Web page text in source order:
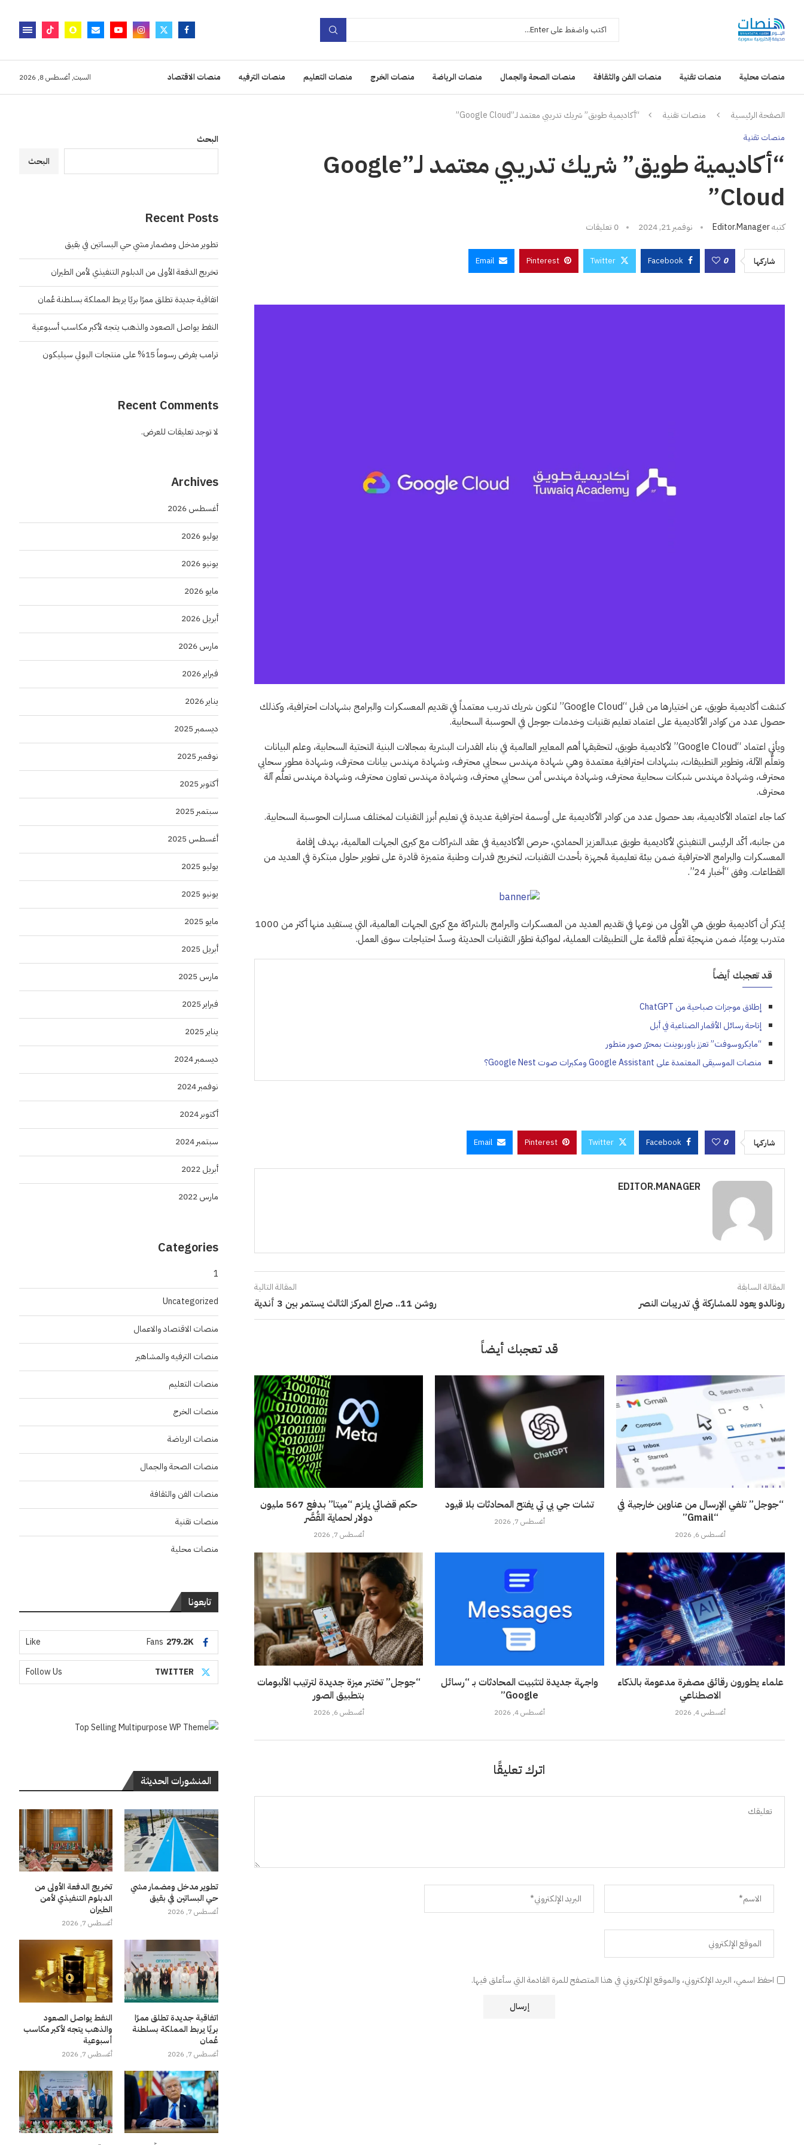
منصات محلية منصات تقنية منصات الفن والثقافة منصات الصحة والجمال منصات الرياضة منصات الخرج منصات التعليم منصات الترفيه منصات الاقتصاد السبت, أغسطس 8, 2026
الصفحة الرئيسية منصات تقنية “أكاديمية طويق” شريك تدريبي معتمد لـ”Google Cloud”
منصات تقنية
“أكاديمية طويق” شريك تدريبي معتمد لـ”Google
Cloud”
كتبهEditor.manager نوفمبر 21, 2024 0 تعليقات
شاركها 0
Facebook
Twitter
Pinterest
Email
كشفت أكاديمية طويق، عن اختيارها من قبل “Google Cloud” لتكون شريك تدريب معتمداً في تقديم المعسكرات والبرامج بشهادات احترافية، وكذلك
حصول عدد من كوادر الأكاديمية على اعتماد تعليم تقنيات وخدمات جوجل في الحوسبة السحابية.
ويأتي اعتماد “Google Cloud” لأكاديمية طويق، لتحقيقها أهم المعايير العالمية في بناء القدرات البشرية بمجالات البنية التحتية السحابية، وعلم البيانات
وتعلُّم الآلة، وتطوير التطبيقات، بشهادات احترافية معتمدة وهي شهادة مهندس سحابي محترف، وشهادة مهندس بيانات محترف، وشهادة مطور سحابي
محترف، وشهادة مهندس شبكات سحابية محترف، وشهادة مهندس أمن سحابي محترف، وشهادة مهندس تعاون محترف، وشهادة مهندس تعلُّم آلة
محترف.
كما جاء اعتماد الأكاديمية، بعد حصول عدد من كوادر الأكاديمية على أوسمة احترافية عديدة في تعليم أبرز التقنيات لمختلف مسارات الحوسبة السحابية.
من جانبه، أكّد الرئيس التنفيذي لأكاديمية طويق عبدالعزيز الحمادي، حرص الأكاديمية في عقد الشراكات مع كبرى الجهات العالمية، بهدف إقامة
المعسكرات والبرامج الاحترافية ضمن بيئة تعليمية مُجهزة بأحدث التقنيات، لتخريج قدرات وطنية متميزة قادرة على تطوير حلول مبتكرة في العديد من
القطاعات. وفق “أخبار 24”.
يُذكر أن أكاديمية طويق هي الأولى من نوعها في تقديم العديد من المعسكرات والبرامج بالشراكة مع كبرى الجهات العالمية، التي يستفيد منها أكثر من 1000
متدرب يوميًا، ضمن منهجيّة تعلُّم قائمة على التطبيقات العملية، لمواكبة تطوّر التقنيات الحديثة وسدّ احتياجات سوق العمل.
قد تعجبك أيضاً
إطلاق موجزات صباحية من ChatGPT
إتاحة رسائل الأقمار الصناعية في أبل
“مايكروسوفت” تعزز باوربوينت بمحرّر صور متطور
منصات الموسيقى المعتمدة على Google Assistant ومكبرات صوت Google Nest؟
شاركها 0
Facebook
Twitter
Pinterest
Email
EDITOR.MANAGER
المقالة السابقة
رونالدو يعود للمشاركة في تدريبات النصر
المقالة التالية
روشن 11.. صراع المركز الثالث يستمر بين 3 أندية
قد تعجبك أيضاً
حكم قضائي يلزم “ميتا” بدفع 567 مليون
دولار لحماية القُصَّر
أغسطس 7, 2026
تشات جي بي تي يفتح المحادثات بلا قيود
أغسطس 7, 2026
“جوجل” تلغي الإرسال من عناوين خارجية في
“Gmail”
أغسطس 6, 2026
“جوجل” تختبر ميزة جديدة لترتيب الألبومات
بتطبيق الصور
أغسطس 6, 2026
واجهة جديدة لتثبيت المحادثات بـ “رسائل
Google”
أغسطس 4, 2026
علماء يطورون رقائق مصغرة مدعومة بالذكاء
الاصطناعي
أغسطس 4, 2026
اترك تعليقًا
احفظ اسمي، البريد الإلكتروني، والموقع الإلكتروني في هذا المتصفح للمرة القادمة التي سأعلق فيها.
البحث
البحث
Recent Posts
تطوير مدخل ومضمار مشي حي البساتين في بقيق
تخريج الدفعة الأولى من الدبلوم التنفيذي لأمن الطيران
اتفاقية جديدة تطلق ممرًا بريًا يربط المملكة بسلطنة عُمان
النفط يواصل الصعود والذهب يتجه لأكبر مكاسب أسبوعية
ترامب يفرض رسوماً 15% على منتجات البولي سيليكون
Recent Comments
لا توجد تعليقات للعرض.
Archives
أغسطس 2026
يوليو 2026
يونيو 2026
مايو 2026
أبريل 2026
مارس 2026
فبراير 2026
يناير 2026
ديسمبر 2025
نوفمبر 2025
أكتوبر 2025
سبتمبر 2025
أغسطس 2025
يوليو 2025
يونيو 2025
مايو 2025
أبريل 2025
مارس 2025
فبراير 2025
يناير 2025
ديسمبر 2024
نوفمبر 2024
أكتوبر 2024
سبتمبر 2024
أبريل 2022
مارس 2022
Categories
1
Uncategorized
منصات الاقتصاد والاعمال
منصات الترفيه والمشاهير
منصات التعليم
منصات الخرج
منصات الرياضة
منصات الصحة والجمال
منصات الفن والثقافة
منصات تقنية
منصات محلية
تابعونا
279.2K
Fans
Like
TWITTER
Follow Us
المنشورات الحديثة
تطوير مدخل ومضمار مشي
حي البساتين في بقيق
أغسطس 7, 2026
تخريج الدفعة الأولى من
الدبلوم التنفيذي لأمن
الطيران
أغسطس 7, 2026
اتفاقية جديدة تطلق ممرًا
بريًا يربط المملكة بسلطنة
عُمان
أغسطس 7, 2026
النفط يواصل الصعود
والذهب يتجه لأكبر مكاسب
أسبوعية
أغسطس 7, 2026